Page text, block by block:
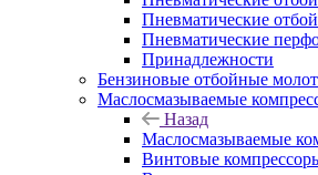
Пневматические
Пневматические
Принадлежности
Бензиновые отбойные
Маслосмазываемые
Назад
Маслосмазываемые
Винтовые